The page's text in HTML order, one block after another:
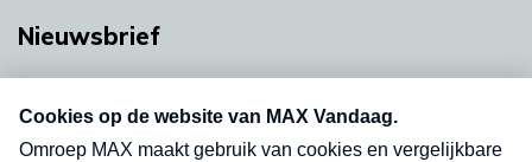
Nieuwsbrief
nieuwsbrief. Elke vrijdag- en dinsdagochtend in
uw mailbox.